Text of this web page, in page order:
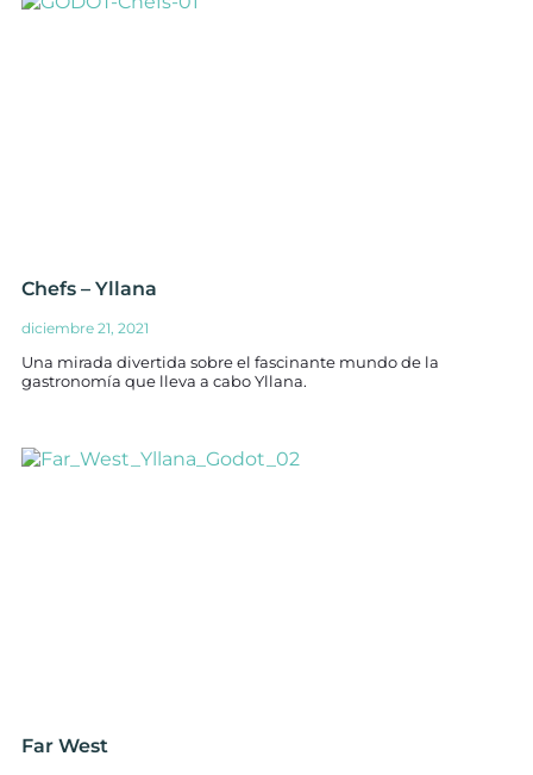
Chefs – Yllana
diciembre 21, 2021
Una mirada divertida sobre el fascinante mundo de la
gastronomía que lleva a cabo Yllana.
Far West